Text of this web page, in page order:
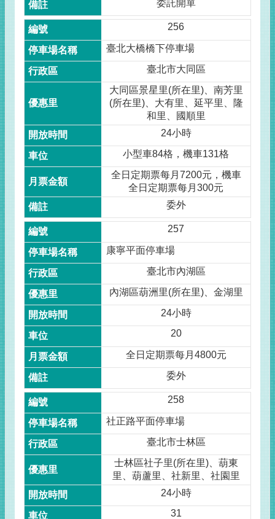
委託開單
256
臺北大橋橋下停車場
臺北市大同區
大同區景星里(所在里)、南芳里
(所在里)、大有里、延平里、隆
和里、國順里
24小時
小型車84格，機車131格
全日定期票每月7200元，機車
全日定期票每月300元
委外
257
康寧平面停車場
臺北市內湖區
內湖區葫洲里(所在里)、金湖里
24小時
20
全日定期票每月4800元
委外
258
社正路平面停車場
臺北市士林區
士林區社子里(所在里)、葫東
里、葫蘆里、社新里、社園里
24小時
31